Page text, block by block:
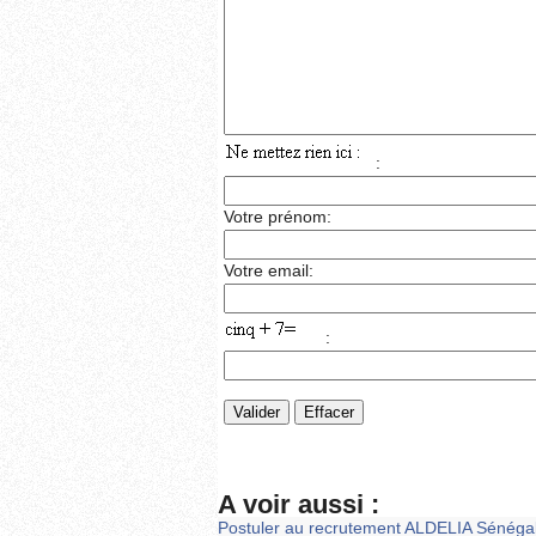
:
Votre prénom:
Votre email:
:
A voir aussi :
Postuler au recrutement ALDELIA